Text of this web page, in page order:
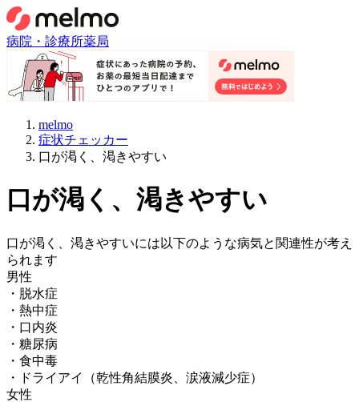
病院・診療所薬局
melmo
症状チェッカー
口が渇く、渇きやすい
口が渇く、渇きやすい
口が渇く、渇きやすいには以下のような病気と関連性が考え
られます
男性
・ 脱水症
・ 熱中症
・ 口内炎
・ 糖尿病
・ 食中毒
・
ドライアイ（乾性角結膜炎、涙液減少症）
女性